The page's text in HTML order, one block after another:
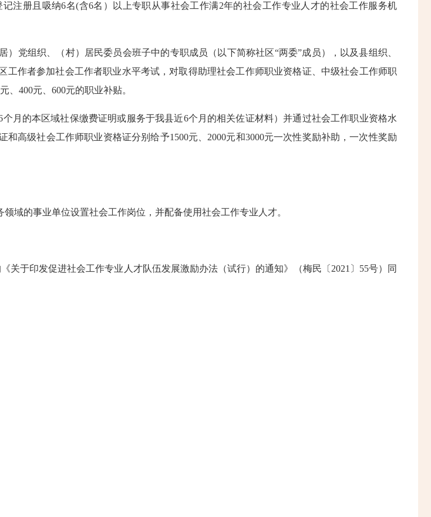
册且吸纳6名(含6名）以上专职从事社会工作满2年的社会工作专业人才的社会工作服务机
组织、（村）居民委员会班子中的专职成员（以下简称社区“两委”成员），以及县组织、
作者参加社会工作者职业水平考试，对取得助理社会工作师职业资格证、中级社会工作师职
400元、600元的职业补贴。
的本区域社保缴费证明或服务于我县近6个月的相关佐证材料）并通过社会工作职业资格水
高级社会工作师职业资格证分别给予1500元、2000元和3000元一次性奖励补助，一次性奖励
的事业单位设置社会工作岗位，并配备使用社会工作专业人才。
于印发促进社会工作专业人才队伍发展激励办法（试行）的通知》（梅民〔2021〕55号）同